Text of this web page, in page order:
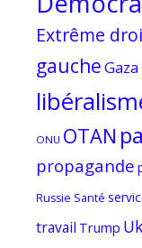
Extrême
gaucheGaza
ONU OTAN
propagande
Russie Santé
travail Trump